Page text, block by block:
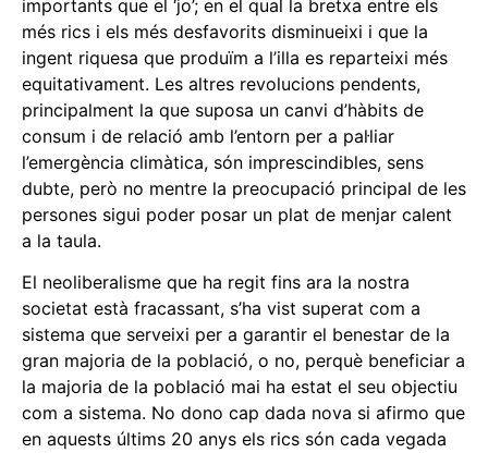
importants que el ‘jo’; en el qual la bretxa entre els
més rics i els més desfavorits disminueixi i que la
ingent riquesa que produïm a l’illa es reparteixi més
equitativament. Les altres revolucions pendents,
principalment la que suposa un canvi d’hàbits de
consum i de relació amb l’entorn per a pal·liar
l’emergència climàtica, són imprescindibles, sens
dubte, però no mentre la preocupació principal de les
persones sigui poder posar un plat de menjar calent
a la taula.
El neoliberalisme que ha regit fins ara la nostra
societat està fracassant, s’ha vist superat com a
sistema que serveixi per a garantir el benestar de la
gran majoria de la població, o no, perquè beneficiar a
la majoria de la població mai ha estat el seu objectiu
com a sistema. No dono cap dada nova si afirmo que
en aquests últims 20 anys els rics són cada vegada